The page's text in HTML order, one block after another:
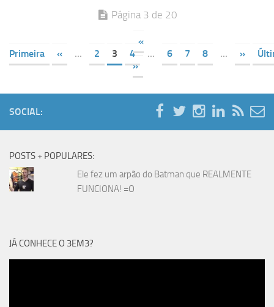
Página 3 de 20
«
Primeira
« ... 2 3 4 ... 6 7 8 ... »
»
SOCIAL:
POSTS + POPULARES:
Ele fez um arpão do Batman que REALMENTE
FUNCIONA! =O
JÁ CONHECE O 3EM3?